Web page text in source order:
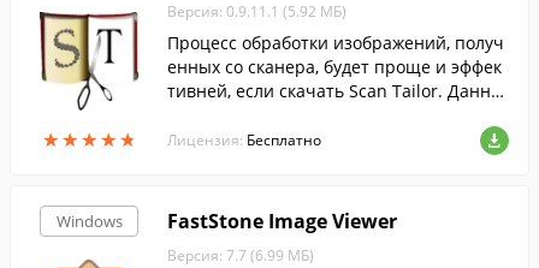
★★★★★
★★★★★
Версия: 0.9.11.1 (5.92 МБ)
Процесс обработки изображений, получ
енных со сканера, будет проще и эффек
тивней, если скачать Scan Tailor. Данна
учения доступа к функционалу.
Лицензия: Бесплатно
Windows FastStone Image Viewer
Версия: 7.7 (6.99 МБ)